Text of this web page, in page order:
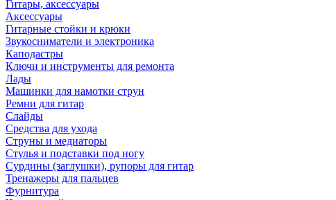
Гитары, аксессуары
Аксессуары
Гитарные стойки и крюки
Звукосниматели и электроника
Каподастры
Ключи и инструменты для ремонта
Лады
Машинки для намотки струн
Ремни для гитар
Слайды
Средства для ухода
Струны и медиаторы
Стулья и подставки под ногу
Сурдины (заглушки), рупоры для гитар
Тренажеры для пальцев
Фурнитура